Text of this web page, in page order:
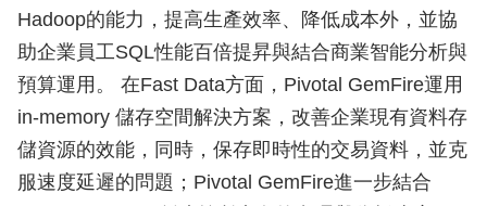
Hadoop的能力，提高生產效率、降低成本外，並協
助企業員工SQL性能百倍提昇與結合商業智能分析與
預算運用。 在Fast Data方面，Pivotal GemFire運用
in-memory 儲存空間解決方案，改善企業現有資料存
儲資源的效能，同時，保存即時性的交易資料，並克
服速度延遲的問題；Pivotal GemFire進一步結合